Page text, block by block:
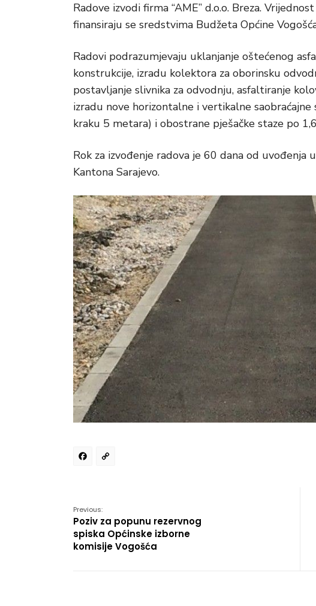
Radove izvodi firma “AME” d.o.o. Breza.
finansiraju se sredstvima Budžeta Općine
Radovi podrazumjevaju uklanjanje oštećenog
konstrukcije, izradu kolektora za oborinsku
postavljanje slivnika za odvodnju, asfaltiranje
izradu nove horizontalne i vertikalne
kraku 5 metara) i obostrane pješačke staze po
Rok za izvođenje radova je 60 dana od uvođenja
Kantona Sarajevo.
Facebook
Previous:
Poziv za popunu rezervnog
spiska Općinske izborne
komisije Vogošća